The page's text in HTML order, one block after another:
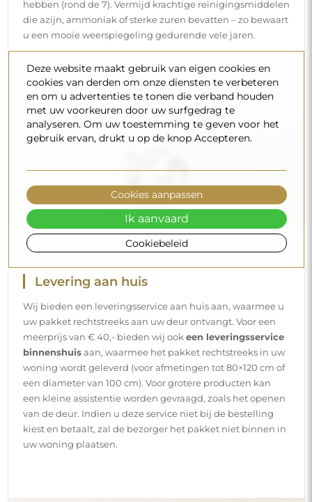
hebben (rond de 7). Vermijd krachtige reinigingsmiddelen
die azijn, ammoniak of sterke zuren bevatten – zo bewaart
u een mooie weerspiegeling gedurende vele jaren.
Wilt u meer weten?
Lees meer tips op onze blog.
Levering aan huis
Wij bieden een leveringsservice aan huis aan, waarmee u
uw pakket rechtstreeks aan uw deur ontvangt. Voor een
meerprijs van € 40,- bieden wij ook een leveringsservice
binnenshuisaan, waarmee het pakket rechtstreeks in uw
woning wordt geleverd (voor afmetingen tot 80×120 cm of
een diameter van 100 cm). Voor grotere producten kan
een kleine assistentie worden gevraagd, zoals het openen
van de deur. Indien u deze service niet bij de bestelling
kiest en betaalt, zal de bezorger het pakket niet binnen in
uw woning plaatsen.
Deze website maakt gebruik van eigen cookies en
cookies van derden om onze diensten te verbeteren
en om u advertenties te tonen die verband houden
met uw voorkeuren door uw surfgedrag te
analyseren. Om uw toestemming te geven voor het
gebruik ervan, drukt u op de knop Accepteren.
Cookiebeleid
Cookies aanpassen
Ik aanvaard